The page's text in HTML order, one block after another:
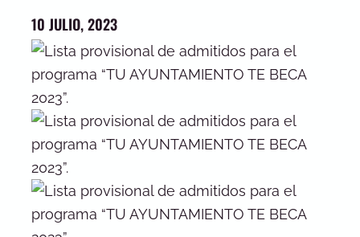
10 JULIO, 2023